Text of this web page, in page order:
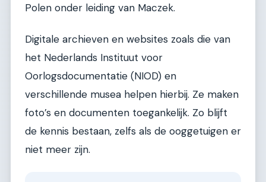
Polen onder leiding van Maczek.
Digitale archieven en websites zoals die van
het Nederlands Instituut voor
Oorlogsdocumentatie (NIOD) en
verschillende musea helpen hierbij. Ze maken
foto’s en documenten toegankelijk. Zo blijft
de kennis bestaan, zelfs als de ooggetuigen er
niet meer zijn.